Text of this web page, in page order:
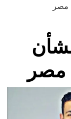
مصر
مصر